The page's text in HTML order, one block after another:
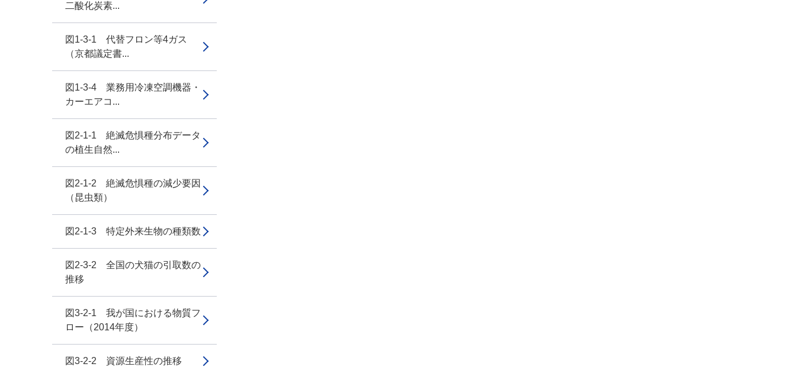
二酸化炭素...
図1-3-1 代替フロン等4ガス
（京都議定書...
図1-3-4 業務用冷凍空調機器・
カーエアコ...
図2-1-1 絶滅危惧種分布データ
の植生自然...
図2-1-2 絶滅危惧種の減少要因
（昆虫類）
図2-1-3 特定外来生物の種類数
図2-3-2 全国の犬猫の引取数の
推移
図3-2-1 我が国における物質フ
ロー（2014年度）
図3-2-2 資源生産性の推移